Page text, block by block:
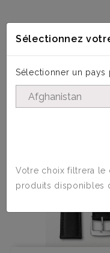
4 AUTRES
CATÉGORIE :
Sélectionnez
Sélectionner un pays
Votre choix filtrera le
produits disponibles